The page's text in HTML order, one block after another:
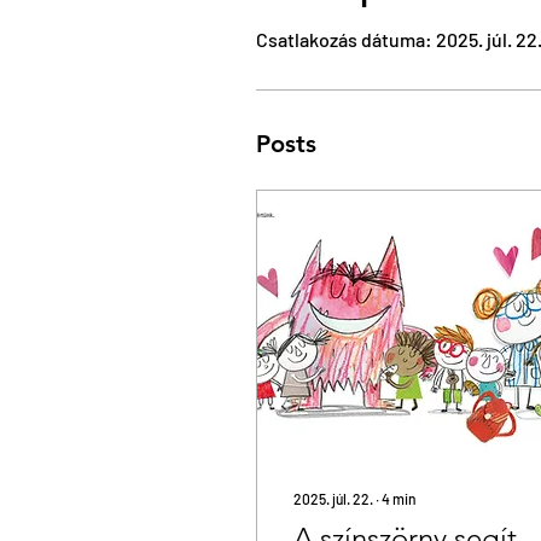
Csatlakozás dátuma: 2025. júl. 22.
Posts
2025. júl. 22. ∙4min